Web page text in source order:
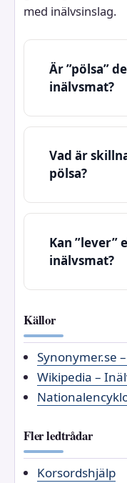
med inälvsinslag.
Är ”pölsa”
inälvsmat?
Vad är
pölsa?
Kan ”lever”
inälvsmat?
Källor
Synonymer.se
Wikipedia –
Fler ledtrådar
Korsordshjälp